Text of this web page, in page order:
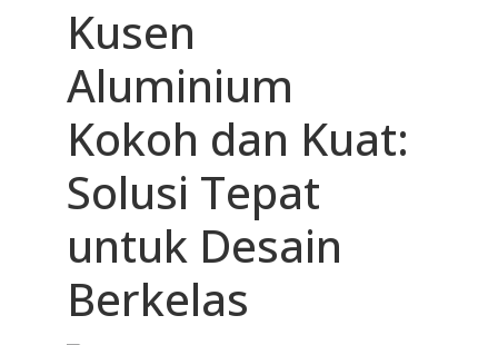
Kusen
Aluminium
Kokoh dan Kuat:
Solusi Tepat
untuk Desain
Berkelas